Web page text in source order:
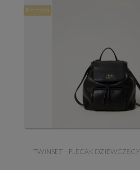
TWINSET - PLECAK DZIEWCZĘCY
Promocja